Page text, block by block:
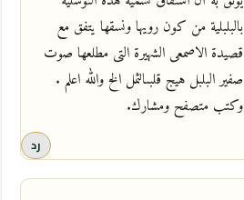
بالبلبلية من كون رويها ونسقها يتفق مع
قصيدة الاصمعى الشهيرة التى مطلعها صوت
صفير البلبل هيج قلبىالثمل الخ والله اعلم .
وكتب متصفح ومشارك.
رد